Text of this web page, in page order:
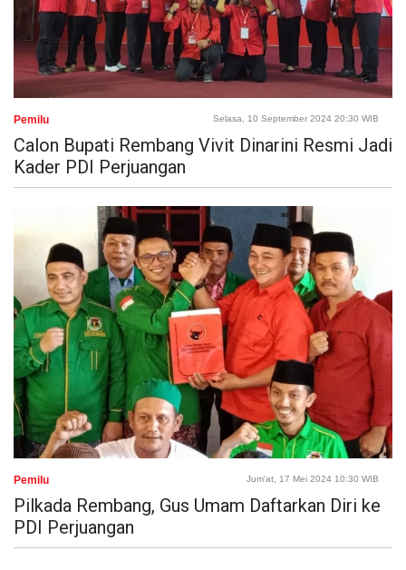
Pemilu Selasa, 10 September 2024 20:30 WIB
Calon Bupati Rembang Vivit Dinarini Resmi Jadi
Kader PDI Perjuangan
Pemilu Jum'at, 17 Mei 2024 10:30 WIB
Pilkada Rembang, Gus Umam Daftarkan Diri ke
PDI Perjuangan